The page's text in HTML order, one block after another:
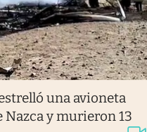
una avioneta
y murieron 13